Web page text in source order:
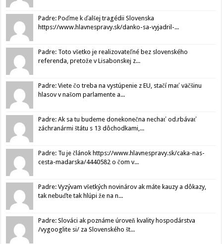
Padre: Poďme k ďalšej tragédii Slovenska
https://www.hlavnespravy.sk/danko-sa-vyjadril-...
Padre: Toto všetko je realizovateľné bez slovenského
referenda, pretože v Lisabonskej z...
Padre: Viete čo treba na vystúpenie z EU, stačí mať väčšinu
hlasov v našom parlamente a...
Padre: Ak sa tu budeme donekonečna nechať od.rbávať
záchranármi štátu s 13 dôchodkami,...
Padre: Tu je článok https://www.hlavnespravy.sk/caka-nas-
cesta-madarska/4440582 o čom v...
Padre: Vyzývam všetkých novinárov ak máte kauzy a dôkazy,
tak nebuďte tak hlúpi že na n...
Padre: Slováci ak poznáme úroveň kvality hospodárstva
/vygooglite si/ za Slovenského št...